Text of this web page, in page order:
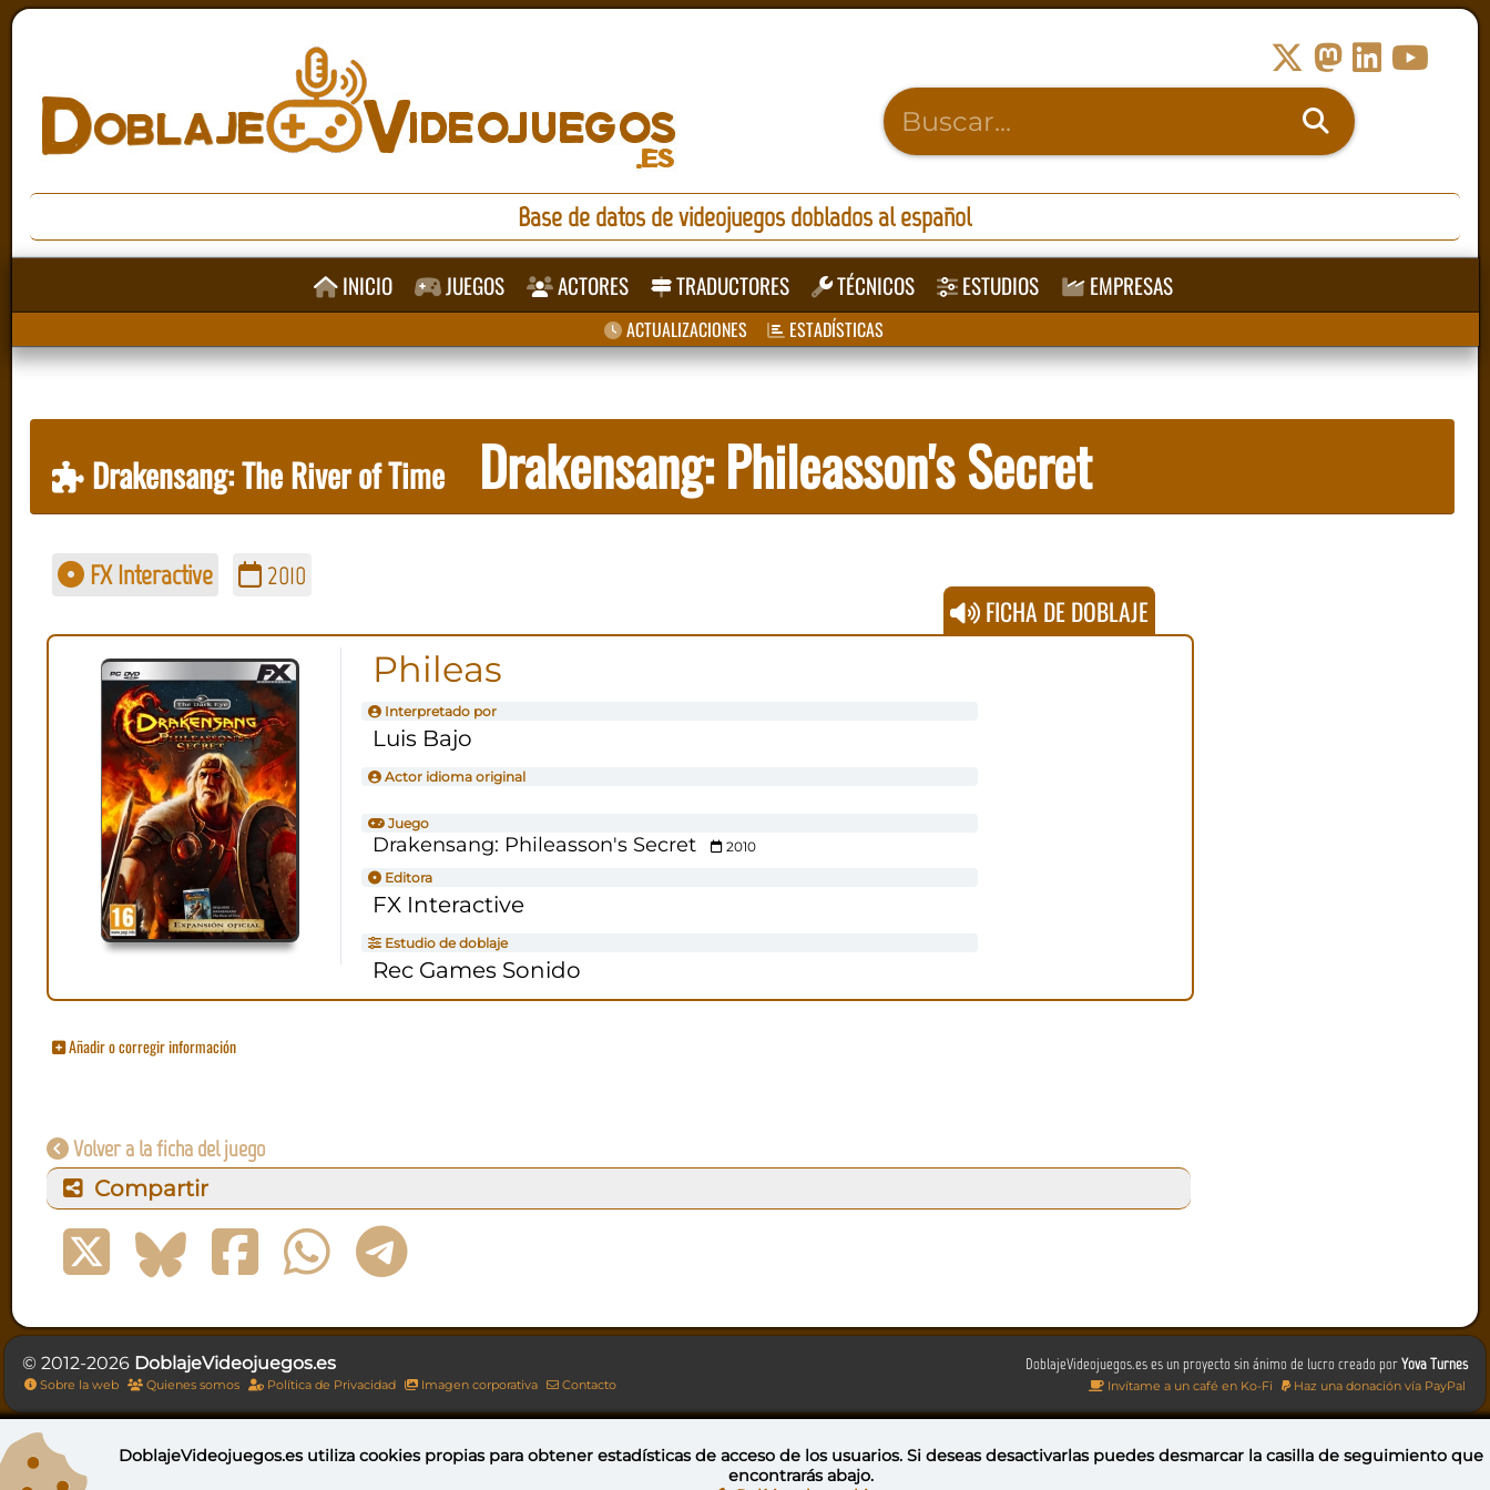
Base de datos de videojuegos doblados al español
INICIO JUEGOS ACTORES TRADUCTORES TÉCNICOS ESTUDIOS EMPRESAS
ACTUALIZACIONES ESTADÍSTICAS
Drakensang: The River of Time Drakensang: Phileasson's Secret
FX Interactive 2010
FICHA DE DOBLAJE
Phileas
Interpretado por
Luis Bajo
Actor idioma original
Juego
Drakensang: Phileasson's Secret
2010
Editora
FX Interactive
Estudio de doblaje
Rec Games Sonido
Añadir o corregir información
Volver a la ficha del juego
Compartir
DoblajeVideojuegos.es es un proyecto sin ánimo de lucro creado porYova Turnes
Invítame a un café en Ko-Fi Haz una donación vía PayPal
© 2012-2026 DoblajeVideojuegos.es
Sobre la web Quienes somos Política de Privacidad Imagen corporativa Contacto
Esta obra está bajo una licencia de Creative Commons Reconocimiento-NoComercial-CompartirIgual 4.0 Internacional
DoblajeVideojuegos.es utilizacookies propiaspara obtener estadísticas de acceso de los usuarios. Si deseas desactivarlas puedesdesmarcar la casilla de seguimiento que
encontrarás abajo.